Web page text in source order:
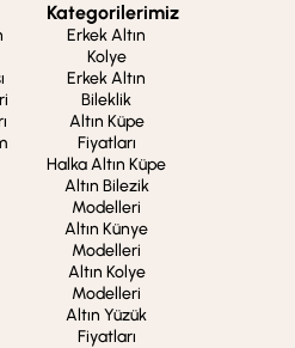
Kategorilerimiz
Erkek Altın
Kolye
Erkek Altın
Bileklik
Altın Küpe
Fiyatları
Halka Altın Küpe
Altın Bilezik
Modelleri
Altın Künye
Modelleri
Altın Kolye
Modelleri
Altın Yüzük
Fiyatları